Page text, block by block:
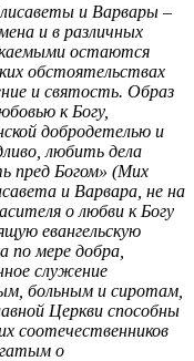
и Варвары –
и в различных
остаются
обстоятельствах
и святость. Образ
к Богу,
добродетелью и
любить дела
пред Богом» (Мих
и Варвара, не на
о любви к Богу
евангельскую
мере добра,
служение
больным и сиротам,
Церкви способны
соотечественников
о